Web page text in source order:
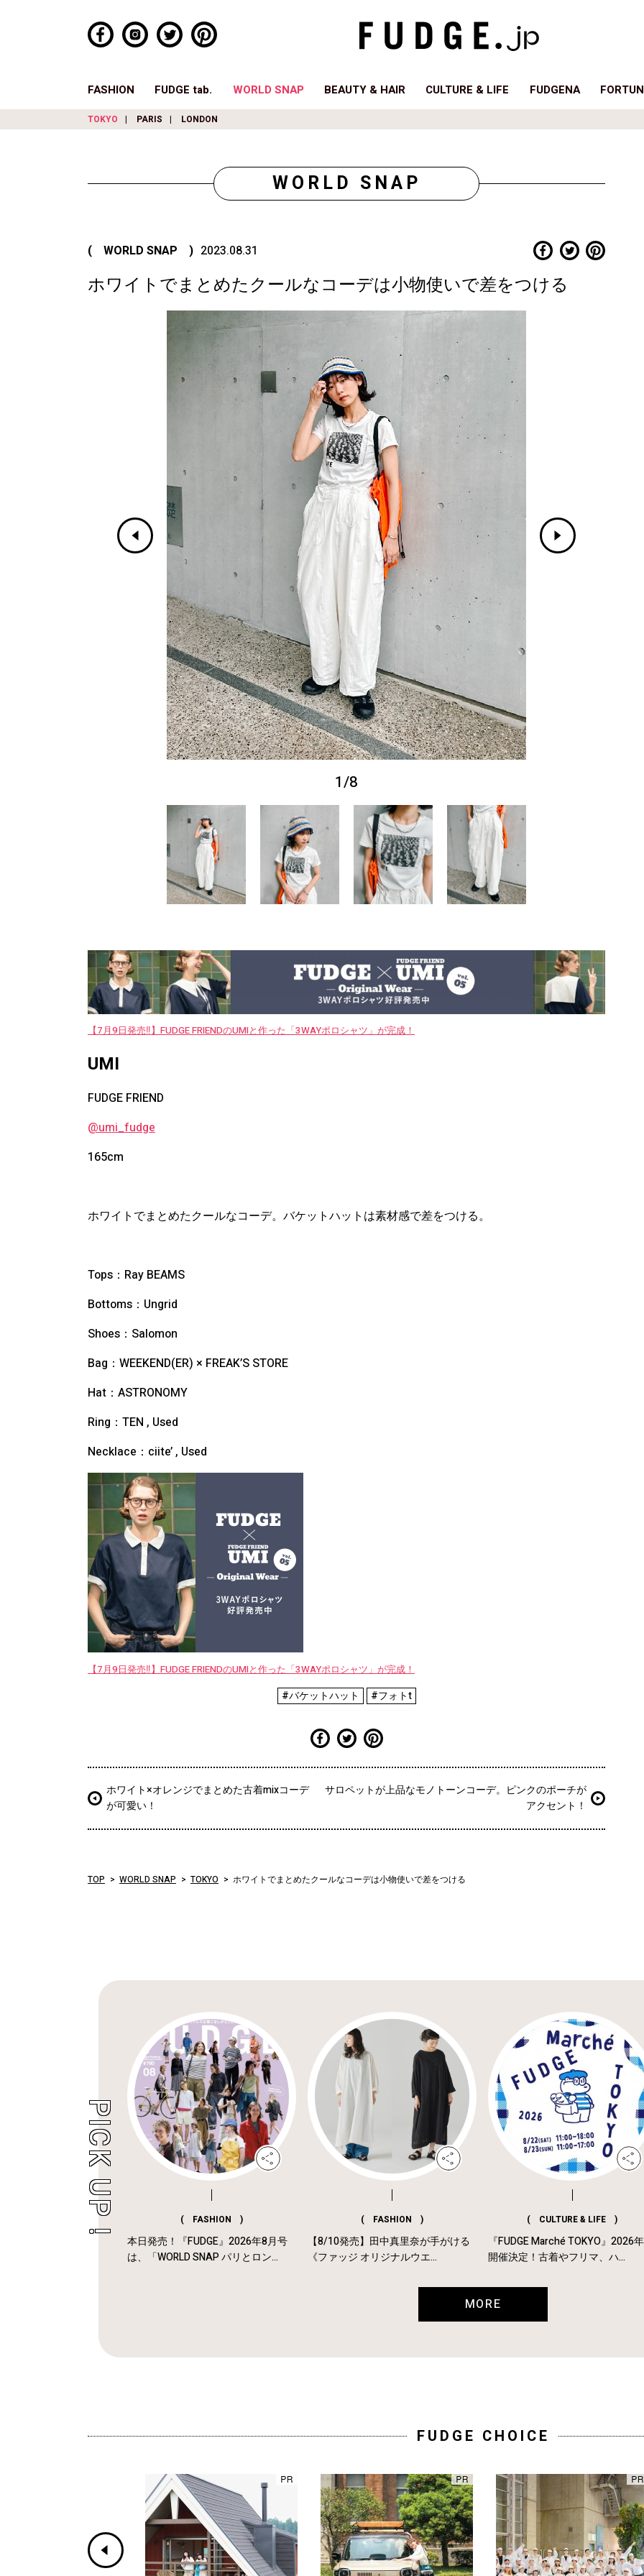
FASHION FUDGE tab. WORLD SNAP BEAUTY & HAIR CULTURE & LIFE FUDGENA
TOKYO PARIS LONDON
WORLD SNAP
( WORLD SNAP ) 2023.08.31
ホワイトでまとめたクールなコーデは小物使いで差をつける
1/8
【7月9日発売‼︎】FUDGE FRIENDのUMIと作った「3WAYポロシャツ」が完成！
UMI
FUDGE FRIEND
@umi_fudge
165cm
ホワイトでまとめたクールなコーデ。バケットハットは素材感で差をつける。
Tops：Ray BEAMS
Bottoms：Ungrid
Shoes：Salomon
Bag：WEEKEND(ER) × FREAK’S STORE
Hat：ASTRONOMY
Ring：TEN , Used
Necklace：ciite’ , Used
【7月9日発売‼︎】FUDGE FRIENDのUMIと作った「3WAYポロシャツ」が完成！
#バケットハット #フォトt
ホワイト×オレンジでまとめた古着mixコーデ
が可愛い！
サロペットが上品なモノトーンコーデ。ピンクのポーチが
アクセント！
TOP WORLD SNAP TOKYO ホワイトでまとめたクールなコーデは小物使いで差をつける
( FASHION )
本日発売！『FUDGE』2026年8月号
は、「WORLD SNAP パリとロン...
( FASHION )
【8/10発売】田中真里奈が手がける
《ファッジ オリジナルウエ...
( CULTURE & LIFE )
『FUDGE Marché TOKYO』2026
開催決定！古着やフリマ、ハ...
MORE
FUDGE CHOICE